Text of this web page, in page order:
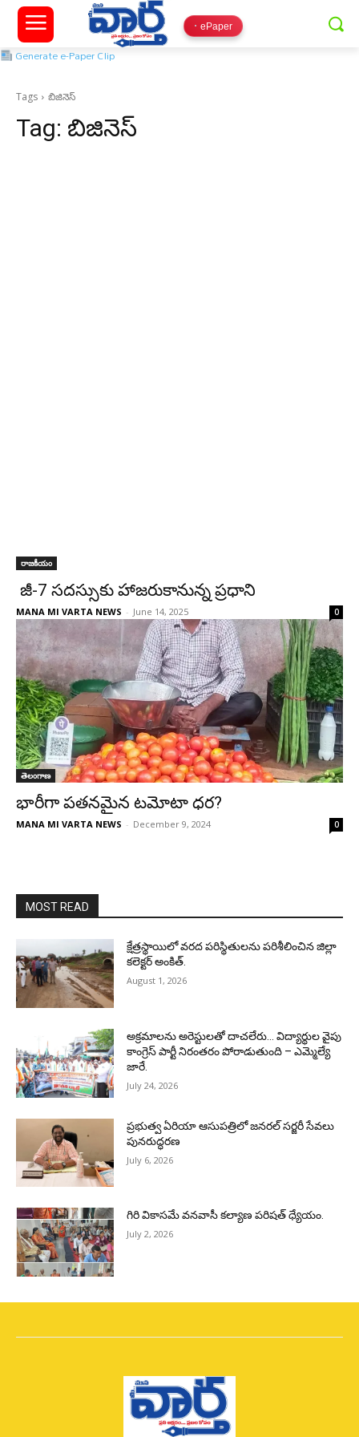
ePaper
Generate e-Paper Clip
Tags బిజినెస్
Tag: బిజినెస్
రాజకీయం
జీ-7 సదస్సుకు హాజరుకానున్న ప్రధాని
MANA MI VARTA NEWS - June 14, 2025 0
తెలంగాణ
భారీగా పతనమైన టమోటా ధర?
MANA MI VARTA NEWS - December 9, 2024 0
MOST READ
క్షేత్రస్థాయిలో వరద పరిస్థితులను పరిశీలించిన జిల్లా
కలెక్టర్ అంకిత్.
August 1, 2026
అక్రమాలను అరెస్టులతో దాచలేరు… విద్యార్థుల వైపు
కాంగ్రెస్ పార్టీ నిరంతరం పోరాడుతుంది – ఎమ్మెల్యే
జారే.
July 24, 2026
ప్రభుత్వ ఏరియా ఆసుపత్రిలో జనరల్ సర్జరీ సేవలు
పునరుద్ధరణ
July 6, 2026
గిరి వికాసమే వనవాసీ కల్యాణ పరిషత్ ధ్యేయం.
July 2, 2026